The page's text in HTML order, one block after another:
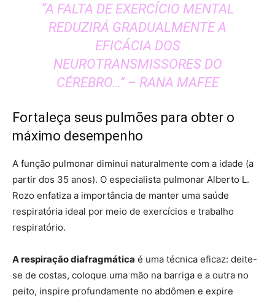
“A FALTA DE EXERCÍCIO MENTAL
REDUZIRÁ GRADUALMENTE A
EFICÁCIA DOS
NEUROTRANSMISSORES DO
CÉREBRO…” – RANA MAFEE
Fortaleça seus pulmões para obter o
máximo desempenho
A função pulmonar diminui naturalmente com a idade (a
partir dos 35 anos). O especialista pulmonar Alberto L.
Rozo enfatiza a importância de manter uma saúde
respiratória ideal por meio de exercícios e trabalho
respiratório.
A respiração diafragmática é uma técnica eficaz: deite-
se de costas, coloque uma mão na barriga e a outra no
peito, inspire profundamente no abdômen e expire